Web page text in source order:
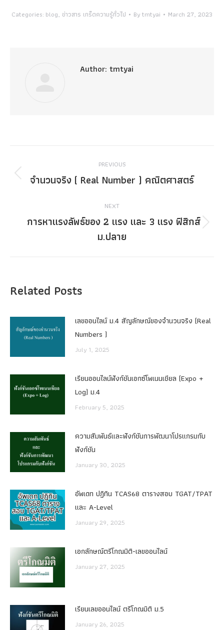
Categories: blog, ข่าวสาร เกร็ดความรู้ทั่วไป Bytmtyai March 27, 2023
Author: tmtyai
navigation
PREVIOUS
Previous
จำนวนจริง ( Real Number ) คณิตศาสตร์
NEXT
Next
post:
การหาแรงลัพธ์ของ 2 แรง และ 3 แรง ฟิสิกส์
ม.ปลาย
Related Posts
เลขออนไลน์ ม.4 สัญลักษณ์ของจำนวนจริง (Real
Numbers )
July 1, 2025
เรียนออนไลน์ฟังก์ชันเอกซ์โพเนนเชียล (Expo +
Log) ม.4
February 5, 2025
ความสัมพันธ์และฟังก์ชันการพัฒนาโปรแกรมกับ
ฟังก์ชัน
January 30, 2025
อัพเดท ปฏิทิน TCAS68 ตารางสอบ TGAT/TPAT
และ A-Level
January 29, 2025
เอกลักษณ์ตรีโกณมิติ-เลขออนไลน์
January 27, 2025
เรียนเลขออนไลน์ ตรีโกณมิติ ม.5
January 26, 2025